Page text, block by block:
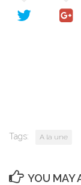
Tags: A la une
YOU MAY